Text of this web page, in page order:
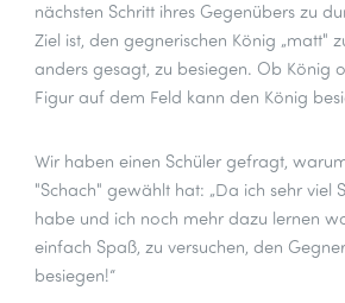
nächsten Schritt ihres Gegenübers zu
Ziel ist, den gegnerischen König „matt"
anders gesagt, zu besiegen. Ob König
Figur auf dem Feld kann den König
Wir haben einen Schüler gefragt,
"Schach" gewählt hat: „Da ich sehr viel
habe und ich noch mehr dazu lernen
einfach Spaß, zu versuchen, den
besiegen!“